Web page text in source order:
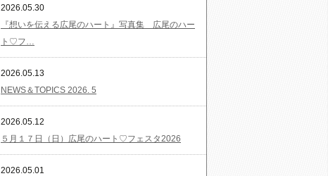
2026.05.30
『想いを伝える広尾のハート』写真集 広尾のハー
ト♡フ…
2026.05.13
NEWS＆TOPICS 2026. 5
2026.05.12
５月１７日（日）広尾のハート♡フェスタ2026
2026.05.01